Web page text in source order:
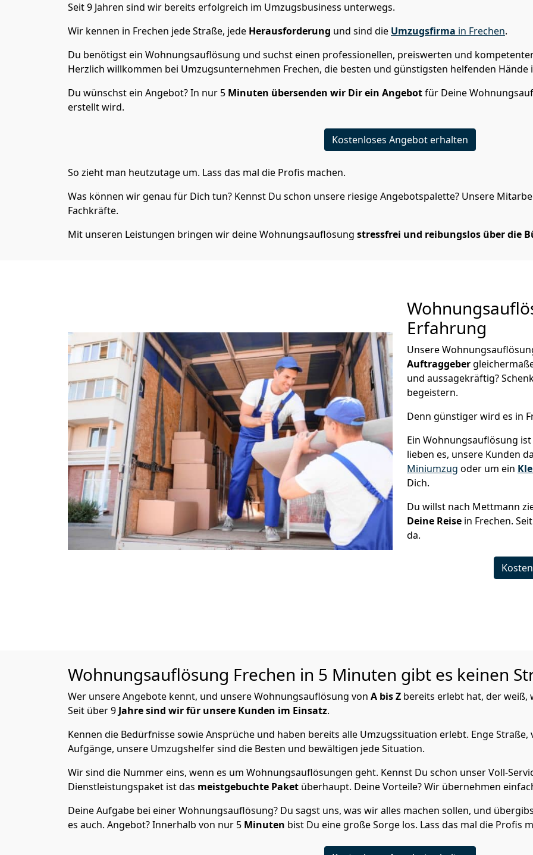
Seit 9 Jahren sind wir bereits erfolgreich im Umzugsbusiness unterwegs.
Wir kennen in Frechen jede Straße, jede Herausforderung und sind die Umzugsfirma in Frechen.
Du benötigst ein Wohnungsauflösung und suchst einen professionellen, preiswerten und
Herzlich willkommen bei Umzugsunternehmen Frechen, die besten und günstigsten helfenden Hände
Du wünschst ein Angebot? In nur 5 Minuten übersenden wir Dir ein Angebotfür Deine
erstellt wird.
Kostenloses Angebot erhalten
So zieht man heutzutage um. Lass das mal die Profis machen.
Was können wir genau für Dich tun? Kennst Du schon unsere riesige Angebotspalette? Unsere
Fachkräfte.
Mit unseren Leistungen bringen wir deine Wohnungsauflösung stressfrei und reibungslos über die
Erfahrung
Unsere
Auftraggeber
und aussagekräftig?
begeistern.
Denn günstiger wird es in
Ein Wohnungsauflösung
lieben es, unsere Kunden
Miniumzug oder um ein
Dich.
Du willst nach Mettmann
Deine Reise in Frechen.
da.
Wohnungsauflösung Frechen in 5 Minuten gibt es keinen
Wer unsere Angebote kennt, und unsere Wohnungsauflösung von A bis Z bereits erlebt hat, der weiß,
Seit über 9 Jahre sind wir für unsere Kunden im Einsatz.
Kennen die Bedürfnisse sowie Ansprüche und haben bereits alle Umzugssituation erlebt. Enge
Aufgänge, unsere Umzugshelfer sind die Besten und bewältigen jede Situation.
Wir sind die Nummer eins, wenn es um Wohnungsauflösungen geht. Kennst Du schon unser Voll-
Dienstleistungspaket ist das meistgebuchte Paket überhaupt. Deine Vorteile? Wir übernehmen
Deine Aufgabe bei einer Wohnungsauflösung? Du sagst uns, was wir alles machen sollen, und
es auch. Angebot? Innerhalb von nur 5 Minuten bist Du eine große Sorge los. Lass das mal die Profis